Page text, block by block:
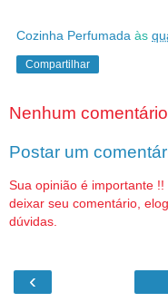
Cozinha Perfumada às
Compartilhar
Nenhum
Postar um
Sua opinião é importante
deixar seu comentário,
dúvidas.
‹